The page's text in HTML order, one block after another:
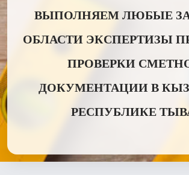
ВЫПОЛНЯЕМ ЛЮБЫЕ
ОБЛАСТИ ЭКСПЕРТИЗЫ
ПРОВЕРКИ
ДОКУМЕНТАЦИИ В
РЕСПУБЛИКЕ